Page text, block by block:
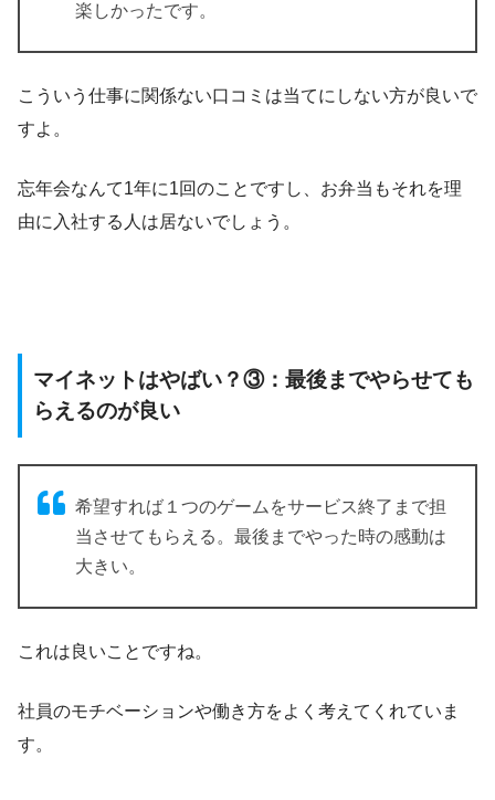
楽しかったです。
こういう仕事に関係ない口コミは当てにしない方が良いで
すよ。
忘年会なんて1年に1回のことですし、お弁当もそれを理
由に入社する人は居ないでしょう。
マイネットはやばい？③：最後までやらせても
らえるのが良い
希望すれば１つのゲームをサービス終了まで担
当させてもらえる。最後までやった時の感動は
大きい。
これは良いことですね。
社員のモチベーションや働き方をよく考えてくれていま
す。